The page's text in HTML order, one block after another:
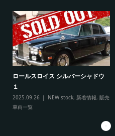
ロールスロイス シルバーシャドウ
１
2025.09.26 NEW stock, 新着情報, 販売
車両一覧